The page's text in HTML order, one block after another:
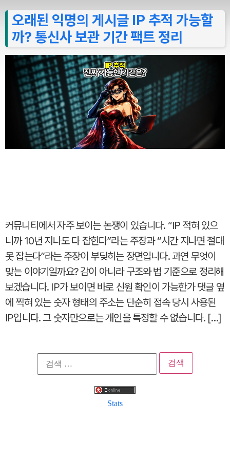
오래된 익명의 게시글 IP 추적 가능할
까? 통신사 보관 기간 팩트 정리
커뮤니티에서 자주 보이는 논쟁이 있습니다. “IP 적혀 있으
니까 10년 지나도 다 잡힌다”라는 주장과 “시간 지나면 절대
못 잡는다”라는 주장이 부딪히는 장면입니다. 과연 무엇이
맞는 이야기일까요? 감이 아니라 구조와 법 기준으로 정리해
보겠습니다. IP가 보이면 바로 신원 확인이 가능한가 댓글 옆
에 찍혀 있는 숫자 형태의 주소는 단순히 접속 당시 사용된
IP입니다. 그 숫자만으로는 개인을 특정할 수 없습니다. […]
검
색:
Stats